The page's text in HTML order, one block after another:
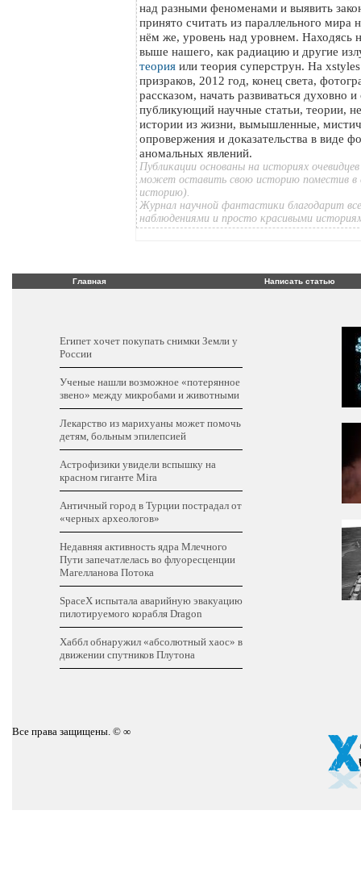
над разными феноменами и выявить
принято считать из параллельного мира
нём же, уровень над уровнем. Находясь
выше нашего, как радиацию и другие
теория или теория суперструн. На
призраков, 2012 год, конец света,
рассказом, начать развиваться духовно
публикующий научные статьи, теории,
истории из жизни, вымышленные,
опровержения и доказательства в виде
аномальных явлений.
Публикации основаны на историях
может оставить свою историю поместив в
историю).
Журнал научной фантастики благодарит
наблюдениями и просто красивыми
Главная Написать статью
Египет хочет покупать снимки Земли у
России
Ученые нашли возможное «потерянное
звено» между микробами и животными
Лекарство из марихуаны может помочь
детям, больным эпилепсией
Астрофизики увидели вспышку на
красном гиганте Mira
Античный город в Турции пострадал от
«черных археологов»
Недавняя активность ядра Млечного
Пути запечатлелась во флуоресценции
Магелланова Потока
SpaceХ испытала аварийную эвакуацию
пилотируемого корабля Dragon
Хаббл обнаружил «абсолютный хаос» в
движении спутников Плутона
Все права защищены. © ∞